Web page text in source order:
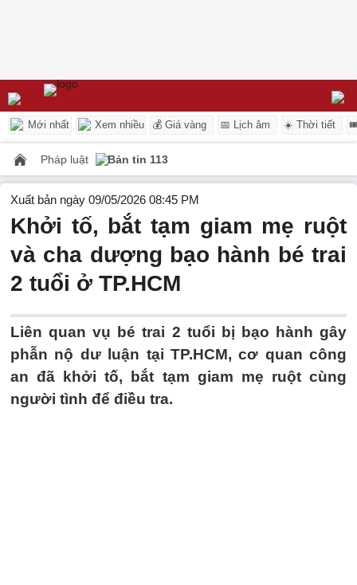
Mới nhất Xem nhiều 💰 Giá vàng 📅 Lịch âm ☀️ Thời tiết
Pháp luật Bản tin 113
Xuất bản ngày 09/05/2026 08:45 PM
Khởi tố, bắt tạm giam mẹ ruột
và cha dượng bạo hành bé trai
2 tuổi ở TP.HCM
Liên quan vụ bé trai 2 tuổi bị bạo hành gây
phẫn nộ dư luận tại TP.HCM, cơ quan công
an đã khởi tố, bắt tạm giam mẹ ruột cùng
người tình để điều tra.